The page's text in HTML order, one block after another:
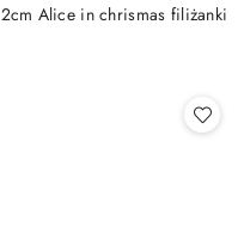
Alice in chrismas filiżanki